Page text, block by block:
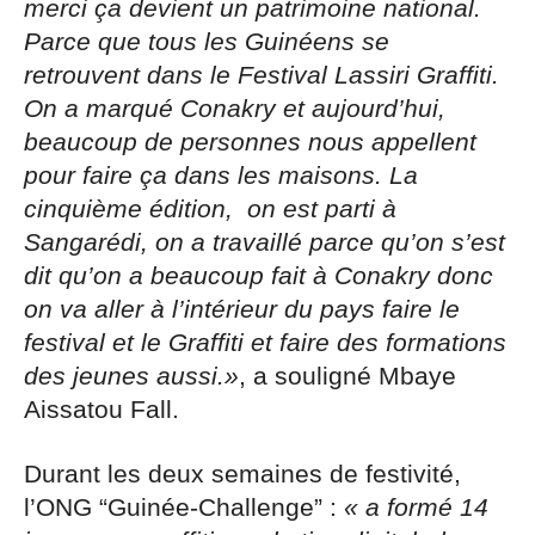
merci ça devient un patrimoine national.
Parce que tous les Guinéens se
retrouvent dans le Festival Lassiri Graffiti.
On a marqué Conakry et aujourd’hui,
beaucoup de personnes nous appellent
pour faire ça dans les maisons. La
cinquième édition, on est parti à
Sangarédi, on a travaillé parce qu’on s’est
dit qu’on a beaucoup fait à Conakry donc
on va aller à l’intérieur du pays faire le
festival et le Graffiti et faire des formations
des jeunes aussi.», a souligné Mbaye
Aissatou Fall.
Durant les deux semaines de festivité,
l’ONG “Guinée-Challenge” : « a formé 14